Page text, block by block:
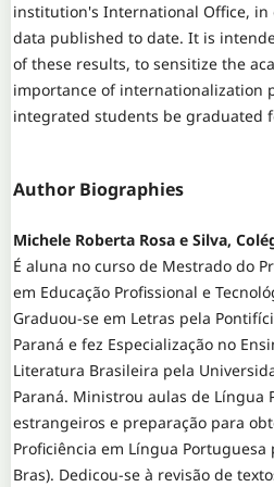
institution's International Office,
data published to date. It is
of these results, to sensitize the
importance of internationalization
integrated students be graduated
Author Biographies
Michele Roberta Rosa e Silva,
É aluna no curso de Mestrado do
em Educação Profissional e
Graduou-se em Letras pela
Paraná e fez Especialização no
Literatura Brasileira pela
Paraná. Ministrou aulas de Língua
estrangeiros e preparação para
Proficiência em Língua Portuguesa
Bras). Dedicou-se à revisão de